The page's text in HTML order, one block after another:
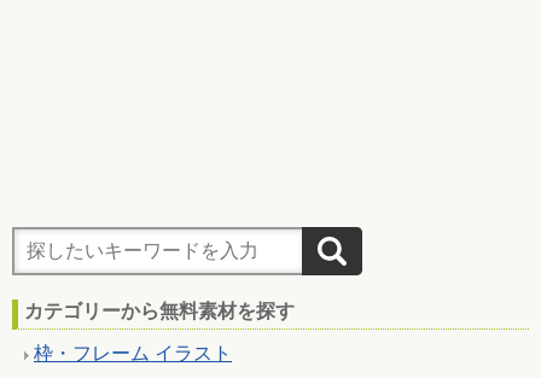
カテゴリーから無料素材を探す
枠・フレーム イラスト